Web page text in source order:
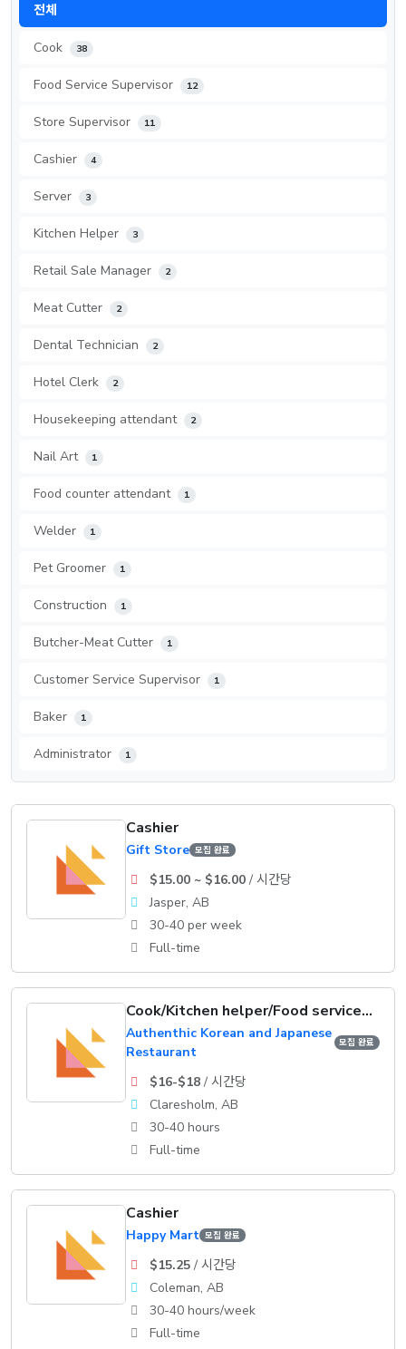
전체
Cook 38
Food Service Supervisor 12
Store Supervisor 11
Cashier 4
Server 3
Kitchen Helper 3
Retail Sale Manager 2
Meat Cutter 2
Dental Technician 2
Hotel Clerk 2
Housekeeping attendant 2
Nail Art 1
Food counter attendant 1
Welder 1
Pet Groomer 1
Construction 1
Butcher-Meat Cutter 1
Customer Service Supervisor 1
Baker 1
Administrator 1
Cashier
Gift Store 모집 완료
$15.00 ~ $16.00/ 시간당
Jasper, AB
30-40 per week
Full-time
Cook/Kitchen helper/Food service supervisor
Authenthic Korean and Japanese
Restaurant
모집 완료
$16-$18/ 시간당
Claresholm, AB
30-40 hours
Full-time
Cashier
Happy Mart 모집 완료
$15.25/ 시간당
Coleman, AB
30-40 hours/week
Full-time